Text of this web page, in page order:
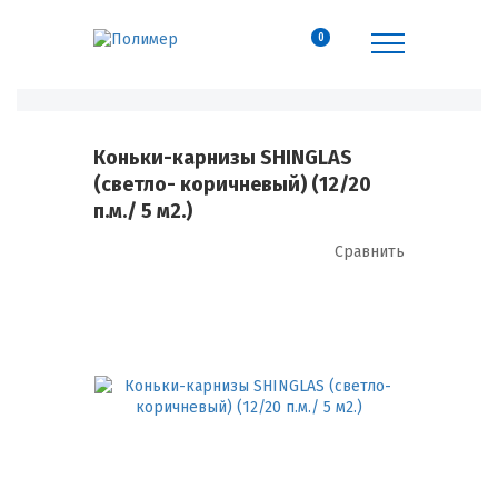
0
Коньки-карнизы SHINGLAS
(светло- коричневый) (12/20
п.м./ 5 м2.)
Сравнить